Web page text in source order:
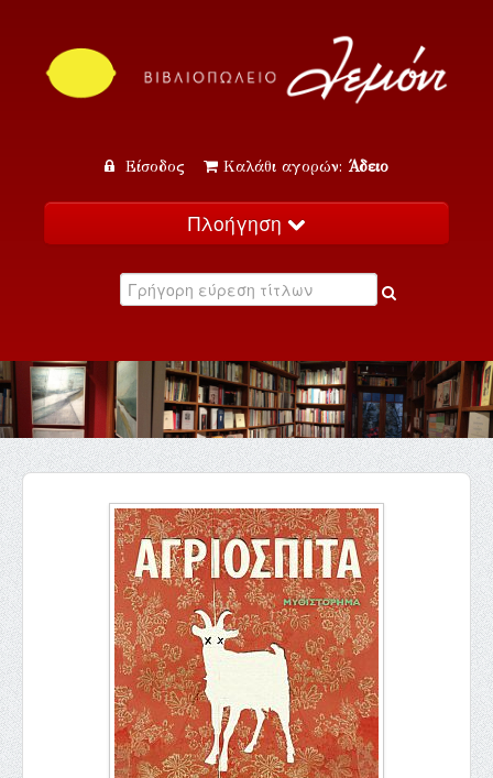
Είσοδος Καλάθι αγορών: Άδειο
Πλοήγηση
Κατάλογος
Εκδηλώσεις
Επικοινωνία